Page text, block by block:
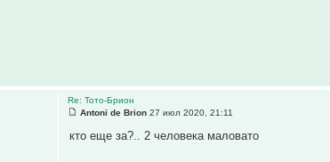
Re: Тото-Брион
Antoni de Brion 27 июл 2020, 21:11
кто еще за?.. 2 человека маловато